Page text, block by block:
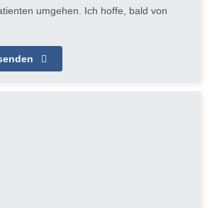
umgehen. Ich hoffe, bald von